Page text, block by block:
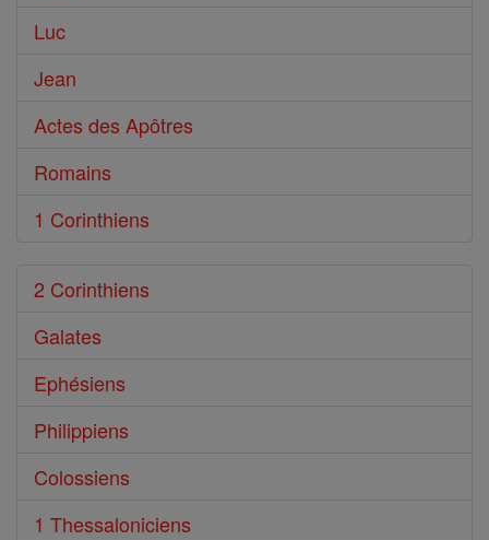
Luc
Jean
Actes des Apôtres
Romains
1 Corinthiens
2 Corinthiens
Galates
Ephésiens
Philippiens
Colossiens
1 Thessaloniciens